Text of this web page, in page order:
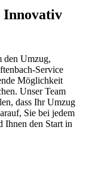
Innovativ
den Umzug,
Service
Möglichkeit
Unser Team
dass Ihr Umzug
Sie bei jedem
Ihnen den Start in